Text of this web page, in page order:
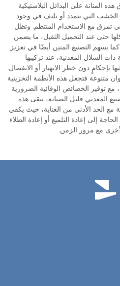
المتانة على البدائل البلاستيكية
الخشب التي تتمدد أو تلتف في وجود
تمزق مع الاستخدام المنتظم. وتظل
حتى عند التحميل الثقيل، ما يضمن
يسهم التصنيع المتين أيضًا في تعزيز
السلال المعدنية، عند تركيبها
بإحكامٍ دون خطر الانهيار أو الانفصال.
متنوعة فتجعل هذه الأنظمة التخزينية
مع توفير الخصائص الوقائية الضرورية
المعدني قليل الصيانة، تبقى هذه
مع الحد الأدنى من العناية، حيث يكفي
إلى إعادة التلميع أو إعادة الطلاء
مع مرور الزمن.